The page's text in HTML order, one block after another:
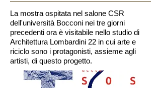
La mostra ospitata nel salone CSR
dell'università Bocconi nei tre giorni
precedenti ora è visitabile nello studio di
Architettura Lombardini 22 in cui arte e
riciclo sono i protagonisti, assieme agli
artisti, di questo progetto.